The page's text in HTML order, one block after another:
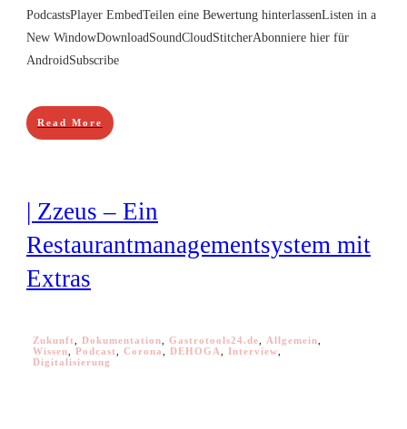
PodcastsPlayer EmbedTeilen eine Bewertung hinterlassenListen in a
New WindowDownloadSoundCloudStitcherAbonniere hier für
AndroidSubscribe
Read More
| Zzeus – Ein
Restaurantmanagementsystem mit
Extras
Zukunft Dokumentation Gastrotools24.de Allgemein
Wissen
Podcast Corona DEHOGA Interview
Digitalisierung